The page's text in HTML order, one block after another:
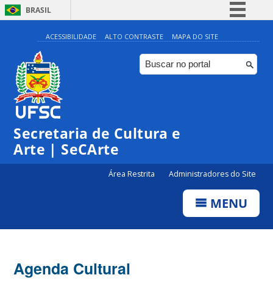
BRASIL
Simplifique!
Comunica BR
Participe
ACESSIBILIDADE ALTO CONTRASTE MAPA DO SITE
Secretaria de Cultura e
Arte | SeCArte
Área Restrita Administradores do Site
MENU
Agenda Cultural
0:00
1:00
5:00